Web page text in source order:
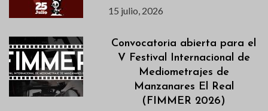
15 julio, 2026
Convocatoria abierta para el
V Festival Internacional de
Mediometrajes de
Manzanares El Real
(FIMMER 2026)